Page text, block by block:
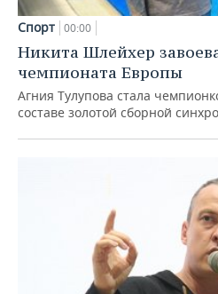
Спорт 00:00
Никита Шлейхер
чемпионата Европы
Агния Тулупова стала
составе золотой сборной